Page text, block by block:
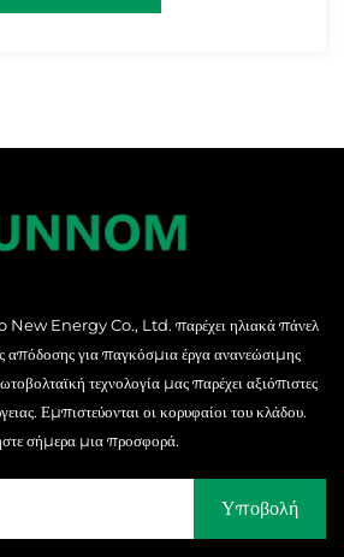
Energy Co., Ltd. παρέχει ηλιακά πάνελ
απόδοσης για παγκόσμια έργα ανανεώσιμης
τεχνολογία μας παρέχει αξιόπιστες
Εμπιστεύονται οι κορυφαίοι του κλάδου.
σήμερα μια προσφορά.